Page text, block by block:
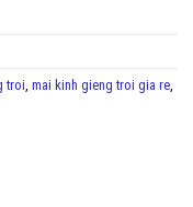
troi, mai kinh gieng troi gia re,